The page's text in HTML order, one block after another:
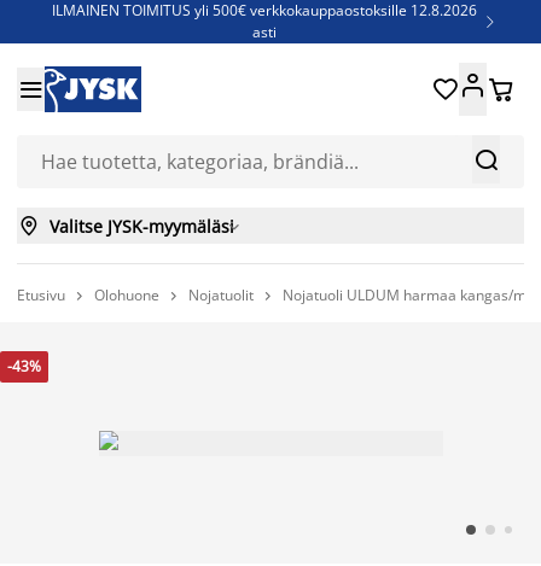
ILMAINEN TOIMITUS yli 500€ verkkokauppaostoksille 12.8.2026
asti

Jenkkisänkyjä - Säästä jopa 60%


 
 Valitse JYSK-myymäläsi
Etusivu  Olohuone  Nojatuolit  Nojatuoli ULDUM harmaa kangas/
-43%